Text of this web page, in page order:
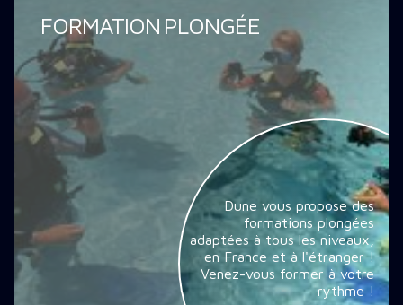
FORMATION PLONGÉE
Dune vous propose des
formations plongées
adaptées à tous les niveaux,
en France et à l'étranger !
Venez-vous former à votre
rythme !